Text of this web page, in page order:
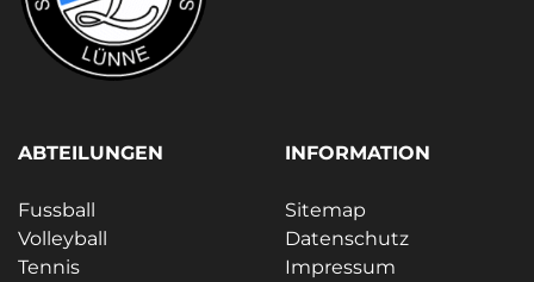
ABTEILUNGEN
Fussball
Volleyball
Tennis
INFORMATION
Sitemap
Datenschutz
Impressum